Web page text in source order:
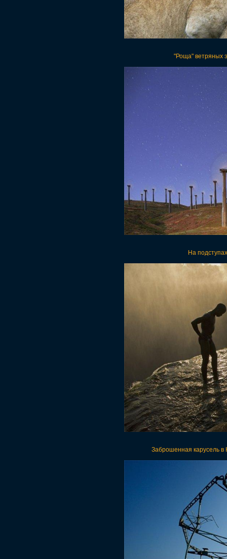
"Роща" ветряных
На
Заброшенная карусель в